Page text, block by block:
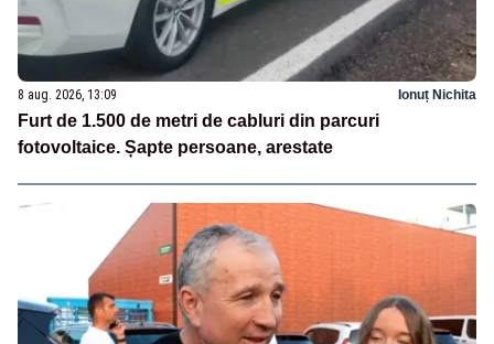
8 aug. 2026, 13:09 Ionuț Nichita
Furt de 1.500 de metri de cabluri din parcuri
fotovoltaice. Șapte persoane, arestate